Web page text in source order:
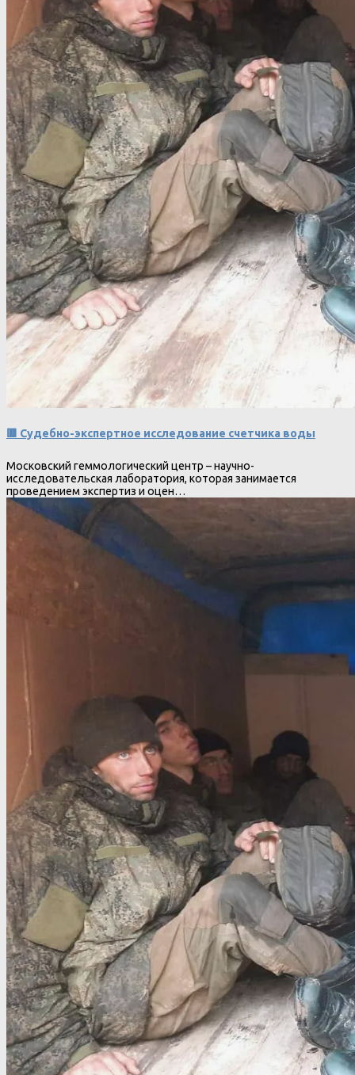
🟥 Судебно-экспертное исследование счетчика воды
Московский геммологический центр – научно-
исследовательская лаборатория, которая занимается
проведением экспертиз и оцен…